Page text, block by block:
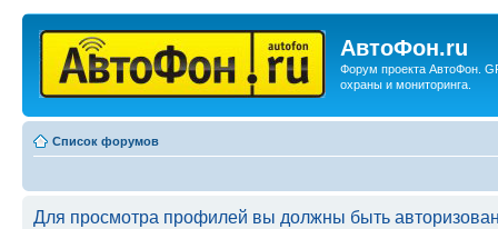
АвтоФон.ru
Форум проекта АвтоФон.
охраны и мониторинга.
Список форумов
Для просмотра профилей вы должны быть